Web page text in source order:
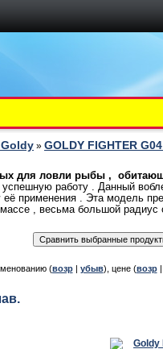
» GOLDY FIGHTER
для ловли рыбы ,
работу . Данный
применения . Эта модель
, весьма большой радиус
(возр| убыв), цене (возр|